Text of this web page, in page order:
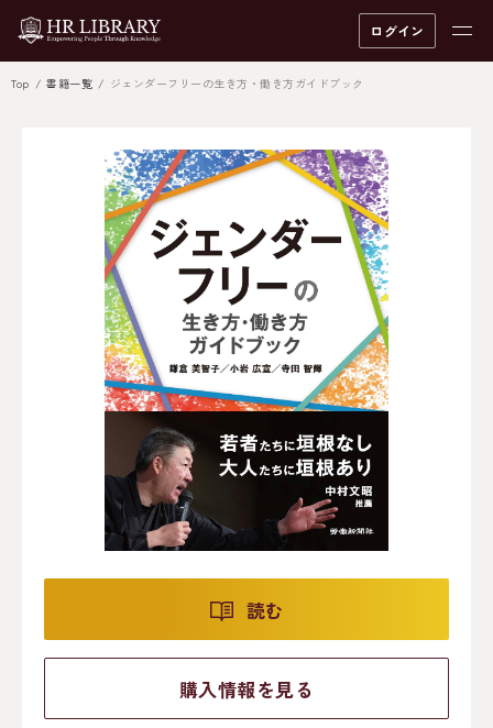
ログイン
Top 書籍一覧 ジェンダーフリーの生き方・働き方ガイドブック
読む
購入情報を見る